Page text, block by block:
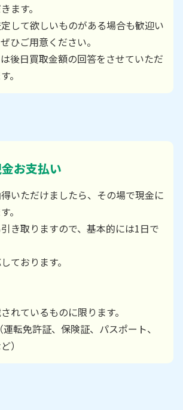
ます。
して欲しいものがある場合も歓迎い
ひご用意ください。
後日買取金額の回答をさせていただ
。
お支払い
いただけましたら、その場で現金に
。
き取りますので、基本的には1日で
ております。
れているものに限ります。
運転免許証、保険証、パスポート、
）